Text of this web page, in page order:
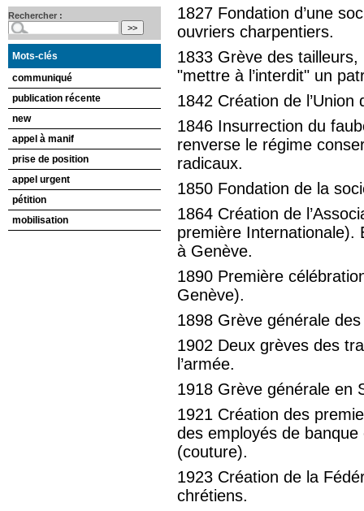
1827 Fondation d’une
ouvriers charpentiers.
1833 Grève des
"mettre à l’interdit" un
1842 Création de
1846 Insurrection du
renverse le régime
radicaux.
1850 Fondation de la
1864 Création de
première Internationale).
à Genève.
1890 Première
Genève).
1898 Grève générale
1902 Deux grèves des
l’armée.
1918 Grève générale en
1921 Création des
des employés de banque
(couture).
1923 Création de la
chrétiens.
Rechercher :
Mots-clés
communiqué
publication récente
new
appel à manif
prise de position
appel urgent
pétition
mobilisation